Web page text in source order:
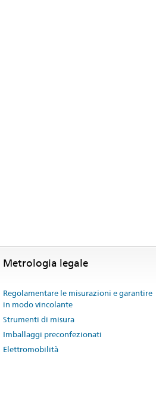
Metrologia legale
Regolamentare le misurazioni e garantire
in modo vincolante
Strumenti di misura
Imballaggi preconfezionati
Elettromobilità